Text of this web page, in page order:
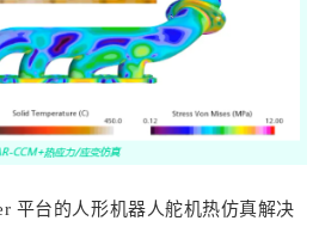
平台的人形机器人舵机热仿真解决